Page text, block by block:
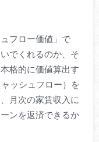
フロー価値」で
でくれるのか、そ
格的に価値算出す
ッシュフロー）を
月次の家賃収入に
ンを返済できるか